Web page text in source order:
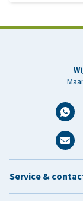
Service &